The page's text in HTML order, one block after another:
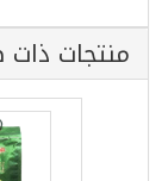
منتجات ذات